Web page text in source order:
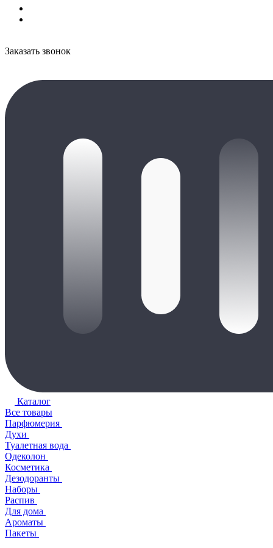
Заказать звонок
Каталог
Все товары
Парфюмерия
Духи
Туалетная вода
Одеколон
Косметика
Дезодоранты
Наборы
Распив
Для дома
Ароматы
Пакеты